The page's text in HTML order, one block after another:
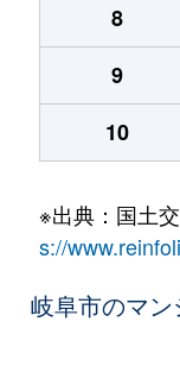
8
9
10
※出典：国土
s://
岐阜市のマ